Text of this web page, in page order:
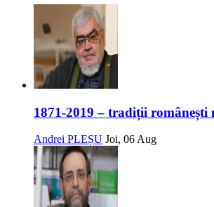
1871-2019 – tradiții românești
Andrei PLEȘU Joi, 06 Aug